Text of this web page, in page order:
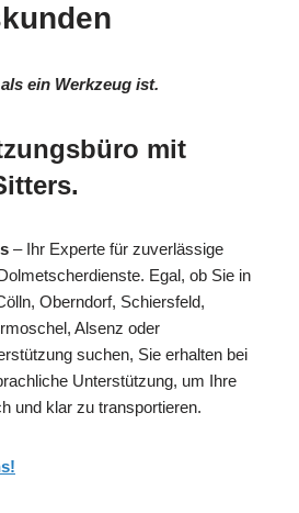
ein Werkzeug ist.
mit
– Ihr Experte für zuverlässige
Egal, ob Sie in
Oberndorf, Schiersfeld,
Alsenz oder
suchen, Sie erhalten bei
Unterstützung, um Ihre
und klar zu transportieren.